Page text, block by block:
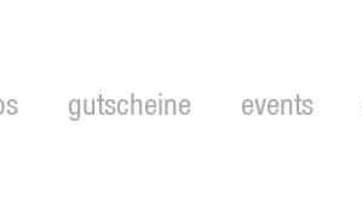
gutscheine events